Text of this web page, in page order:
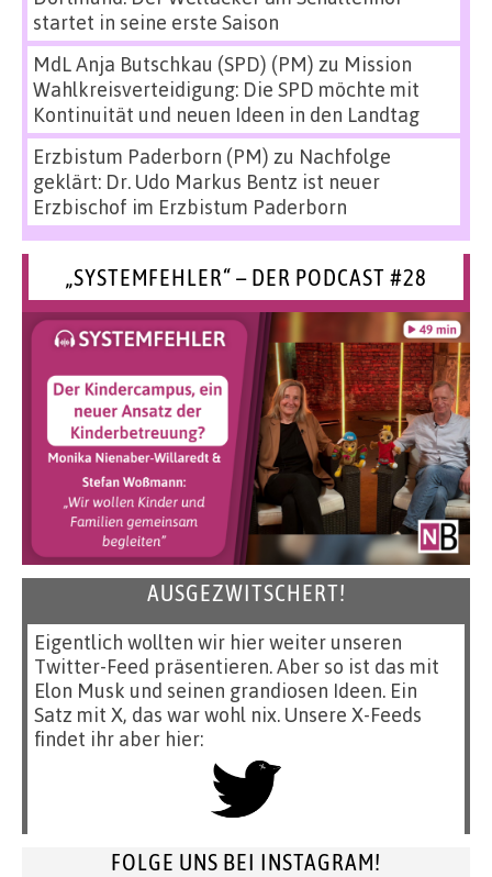
startet in seine erste Saison
MdL Anja Butschkau (SPD) (PM) zu Mission
Wahlkreisverteidigung: Die SPD möchte mit
Kontinuität und neuen Ideen in den Landtag
Erzbistum Paderborn (PM) zu Nachfolge
geklärt: Dr. Udo Markus Bentz ist neuer
Erzbischof im Erzbistum Paderborn
„SYSTEMFEHLER“ – DER PODCAST #28
AUSGEZWITSCHERT!
Eigentlich wollten wir hier weiter unseren
Twitter-Feed präsentieren. Aber so ist das mit
Elon Musk und seinen grandiosen Ideen. Ein
Satz mit X, das war wohl nix. Unsere X-Feeds
findet ihr aber hier:
FOLGE UNS BEI INSTAGRAM!